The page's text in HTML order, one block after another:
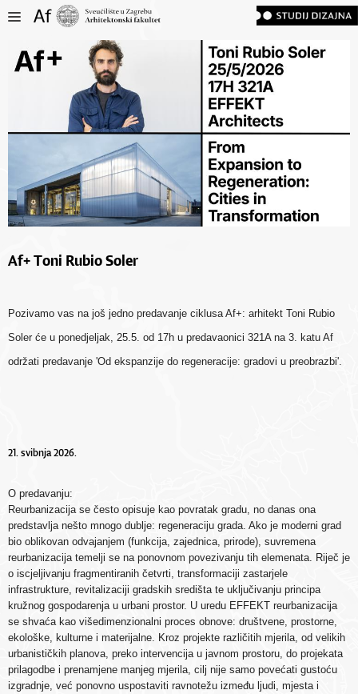
Af+ Toni Rubio Soler
Pozivamo vas na još jedno predavanje ciklusa Af+: arhitekt Toni Rubio
Soler će u ponedjeljak, 25.5. od 17h u predavaonici 321A na 3. katu Af
održati predavanje 'Od ekspanzije do regeneracije: gradovi u preobrazbi'.
21. svibnja 2026.
O predavanju:
Reurbanizacija se često opisuje kao povratak gradu, no danas ona
predstavlja nešto mnogo dublje: regeneraciju grada. Ako je moderni grad
bio oblikovan odvajanjem (funkcija, zajednica, prirode), suvremena
reurbanizacija temelji se na ponovnom povezivanju tih elemenata. Riječ je
o iscjeljivanju fragmentiranih četvrti, transformaciji zastarjele
infrastrukture, revitalizaciji gradskih središta te uključivanju principa
kružnog gospodarenja u urbani prostor. U uredu EFFEKT reurbanizacija
se shvaća kao višedimenzionalni proces obnove: društvene, prostorne,
ekološke, kulturne i materijalne. Kroz projekte različitih mjerila, od velikih
urbanističkih planova, preko intervencija u javnom prostoru, do projekata
prilagodbe i prenamjene manjeg mjerila, cilj nije samo povećati gustoću
izgradnje, već ponovno uspostaviti ravnotežu između ljudi, mjesta i